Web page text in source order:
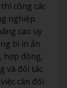
công các
nghiệp.
cao uy
bì in ấn
hợp đồng,
và đối tác.
cân đối